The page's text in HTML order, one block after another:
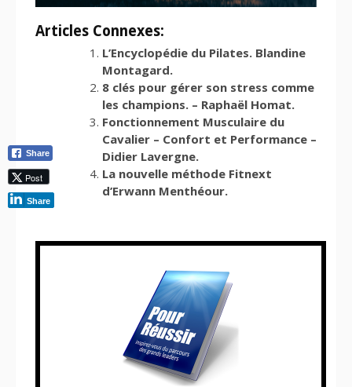
Articles Connexes:
L’Encyclopédie du Pilates. Blandine
Montagard.
8 clés pour gérer son stress comme
les champions. – Raphaël Homat.
Fonctionnement Musculaire du
Cavalier – Confort et Performance –
Didier Lavergne.
La nouvelle méthode Fitnext
d’Erwann Menthéour.
Share
Post
Share